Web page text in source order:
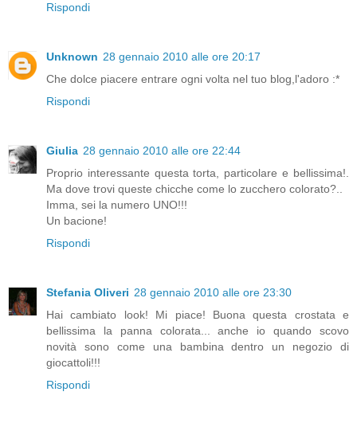
Rispondi
Unknown 28 gennaio 2010 alle ore 20:17
Che dolce piacere entrare ogni volta nel tuo blog,l'adoro :*
Rispondi
Giulia 28 gennaio 2010 alle ore 22:44
Proprio interessante questa torta, particolare e bellissima!.
Ma dove trovi queste chicche come lo zucchero colorato?..
Imma, sei la numero UNO!!!
Un bacione!
Rispondi
Stefania Oliveri 28 gennaio 2010 alle ore 23:30
Hai cambiato look! Mi piace! Buona questa crostata e
bellissima la panna colorata... anche io quando scovo
novità sono come una bambina dentro un negozio di
giocattoli!!!
Rispondi